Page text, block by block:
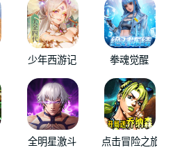
少年西游记 拳魂觉醒
全明星激斗 点击冒险之旅